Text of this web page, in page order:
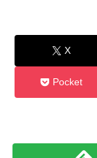
X
Pocket